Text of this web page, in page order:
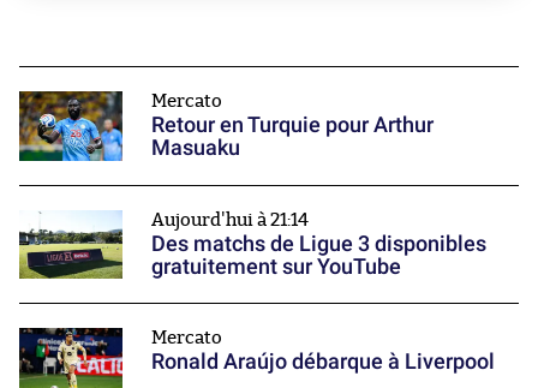
Mercato
Retour en Turquie pour Arthur
Masuaku
Aujourd'hui à 21:14
Des matchs de Ligue 3 disponibles
gratuitement sur YouTube
Mercato
Ronald Araújo débarque à Liverpool